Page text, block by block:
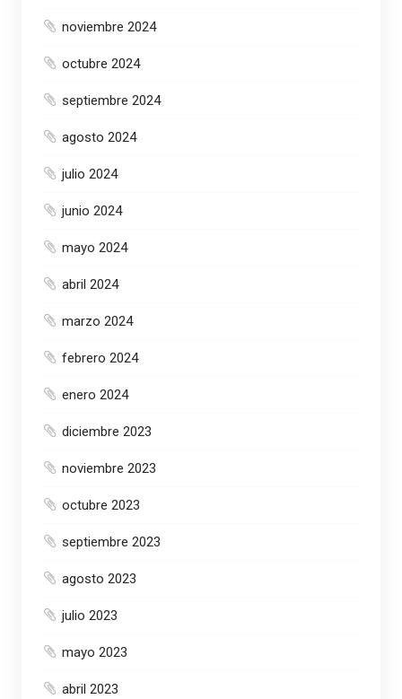
noviembre 2024
octubre 2024
septiembre 2024
agosto 2024
julio 2024
junio 2024
mayo 2024
abril 2024
marzo 2024
febrero 2024
enero 2024
diciembre 2023
noviembre 2023
octubre 2023
septiembre 2023
agosto 2023
julio 2023
mayo 2023
abril 2023